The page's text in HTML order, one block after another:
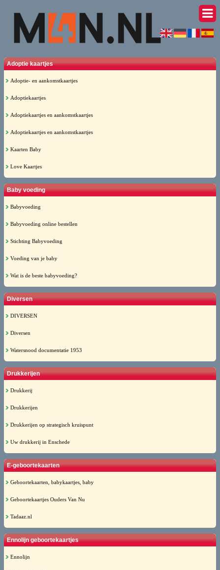
Adoptie kaartjes
Adoptie- en aankomstkaartjes
Adoptiekaartjes
Adoptiekaartjes en aankomstkaartjes
Adoptiekaartjes en aankomstkaartjes
Kaarten Baby
Love Kaartjes
Baby voeding
Babyvoeding
Babyvoeding online bestellen
Stichting Babyvoeding
Voeding van je baby
Wat is de beste babyvoeding?
Diversen
DIVERSEN
Diversen
Watersnood documentatie 1953
Drukkerijen
Drukkerij
Drukkerijen
Drukkerijen op strategisch kruispunt
Uw drukkerij in Enschede
E-geboortekaarten
Geboortekaarten, babykaartjes, baby
Geboortekaartjes Ouders Van Nu
Tadaaz.nl
Ennolijn geboortekaartjes
Ennolijn